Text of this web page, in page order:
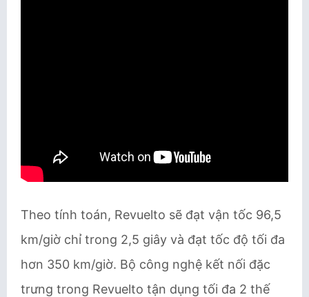
Theo tính toán, Revuelto sẽ đạt vận tốc 96,5
km/giờ chỉ trong 2,5 giây và đạt tốc độ tối đa
hơn 350 km/giờ. Bộ công nghệ kết nối đặc
trưng trong Revuelto tận dụng tối đa 2 thế